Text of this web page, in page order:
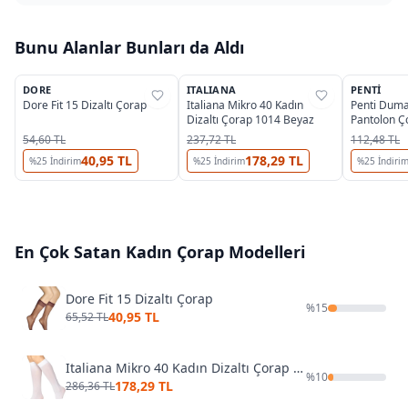
Bunu Alanlar Bunları da Aldı
%37
DORE
Dore Fit 15 Dizaltı Çorap
54,60 TL
%25 İndirim40,95 TL
%38
ITALIANA
Italiana Mikro 40 Kadın
Dizaltı Çorap 1014 Beyaz
237,72 TL
%25 İndirim178,29 TL
%39
PENTI
Penti
Pantolon
112,48 TL
%25 İndirim
En Çok Satan Kadın Çorap Modelleri
Dore Fit 15 Dizaltı Çorap
65,52 TL40,95 TL
%15
Italiana Mikro 40 Kadın Dizaltı Çorap 1014 Beyaz
286,36 TL178,29 TL
%10